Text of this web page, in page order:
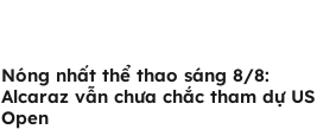
Nóng nhất thể thao sáng 8/8:
Alcaraz vẫn chưa chắc tham dự US
Open